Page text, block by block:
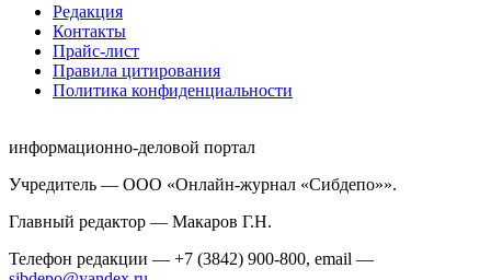
Редакция
Контакты
Прайс-лист
Правила цитирования
Политика конфиденциальности
информационно-деловой портал
Учредитель — ООО «Онлайн-журнал «Сибдепо»».
Главный редактор — Макаров Г.Н.
Телефон редакции — +7 (3842) 900-800, email —